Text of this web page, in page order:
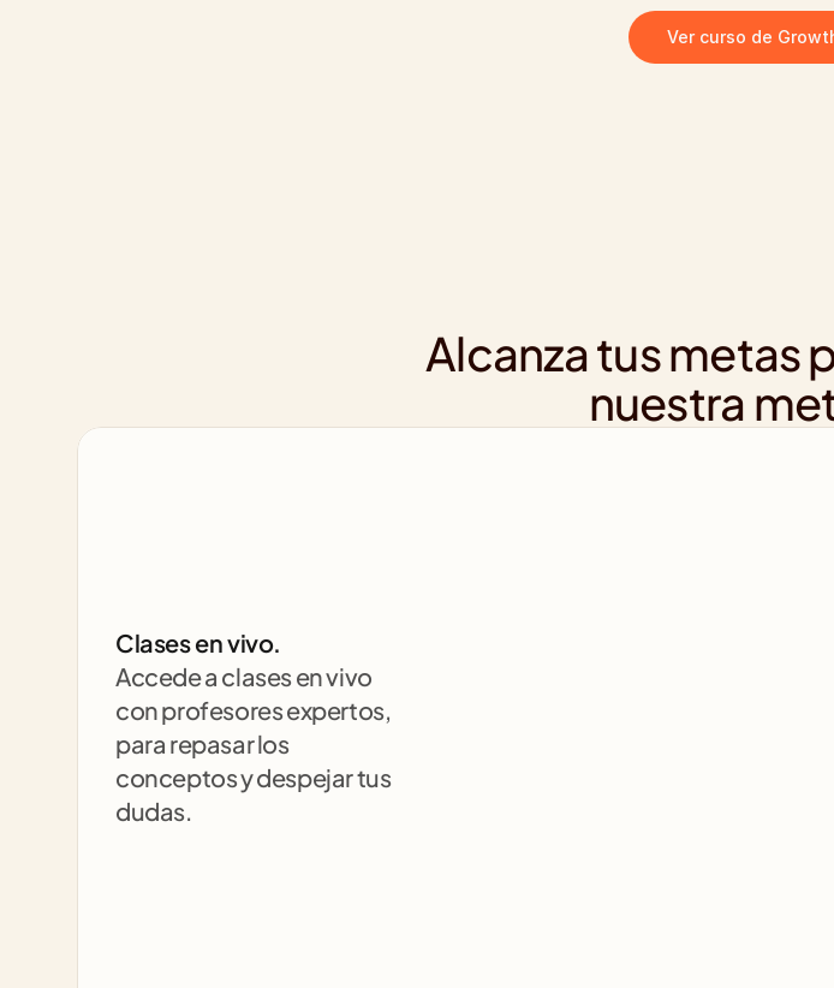
Ver curso de
Alcanza tus metas
nuestra
Clases en vivo.
Accede a clases en vivo
con profesores expertos,
para repasar los
conceptos y despejar tus
dudas.